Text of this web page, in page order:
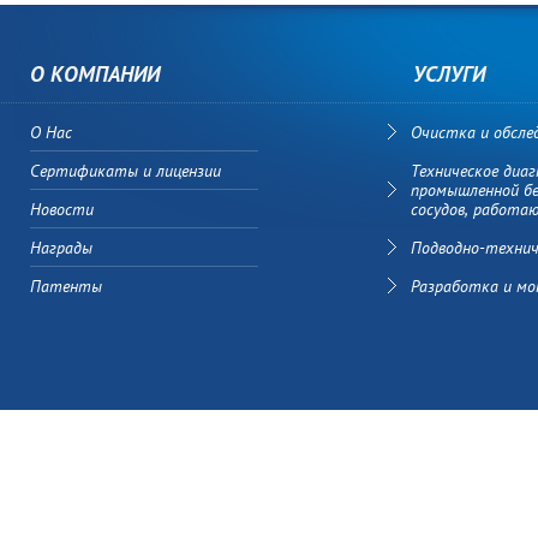
О КОМПАНИИ УСЛУГИ
О Нас
Сертификаты и лицензии
Новости
Награды
Патенты
Очистка и
Техническое
промышленной
сосудов,
Подводно-
Разработка и